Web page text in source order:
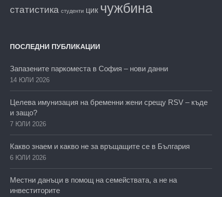
статистика студенти цик чужбина
ПОСЛЕДНИ ПУБЛИКАЦИИ
Запазените паркоместа в София – нови данни
14 ЮЛИ 2026
Целева имунизация на бременни жени срещу RSV – къде
и защо?
7 ЮЛИ 2026
Какво знаем и какво не за връщащите се в България
6 ЮЛИ 2026
Местни данъци в помощ на семействата, а не на
инвеститорите